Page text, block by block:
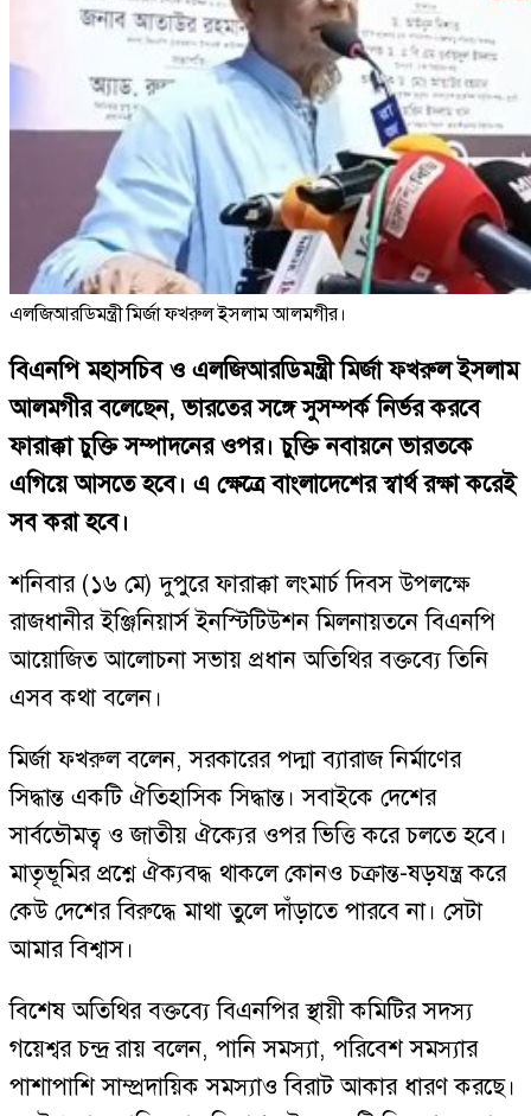
এলজিআরডিমন্ত্রী মির্জা ফখরুল ইসলাম আলমগীর।
বিএনপি মহাসচিব ও এলজিআরডিমন্ত্রী মির্জা ফখরুল ইসলাম
আলমগীর বলেছেন, ভারতের সঙ্গে সুসম্পর্ক নির্ভর করবে
ফারাক্কা চুক্তি সম্পাদনের ওপর। চুক্তি নবায়নে ভারতকে
এগিয়ে আসতে হবে। এ ক্ষেত্রে বাংলাদেশের স্বার্থ রক্ষা করেই
সব করা হবে।
শনিবার (১৬ মে) দুপুরে ফারাক্কা লংমার্চ দিবস উপলক্ষে
রাজধানীর ইঞ্জিনিয়ার্স ইনস্টিটিউশন মিলনায়তনে বিএনপি
আয়োজিত আলোচনা সভায় প্রধান অতিথির বক্তব্যে তিনি
এসব কথা বলেন।
মির্জা ফখরুল বলেন, সরকারের পদ্মা ব্যারাজ নির্মাণের
সিদ্ধান্ত একটি ঐতিহাসিক সিদ্ধান্ত। সবাইকে দেশের
সার্বভৌমত্ব ও জাতীয় ঐক্যের ওপর ভিত্তি করে চলতে হবে।
মাতৃভূমির প্রশ্নে ঐক্যবদ্ধ থাকলে কোনও চক্রান্ত-ষড়যন্ত্র করে
কেউ দেশের বিরুদ্ধে মাথা তুলে দাঁড়াতে পারবে না। সেটা
আমার বিশ্বাস।
বিশেষ অতিথির বক্তব্যে বিএনপির স্থায়ী কমিটির সদস্য
গয়েশ্বর চন্দ্র রায় বলেন, পানি সমস্যা, পরিবেশ সমস্যার
পাশাপাশি সাম্প্রদায়িক সমস্যাও বিরাট আকার ধারণ করছে।